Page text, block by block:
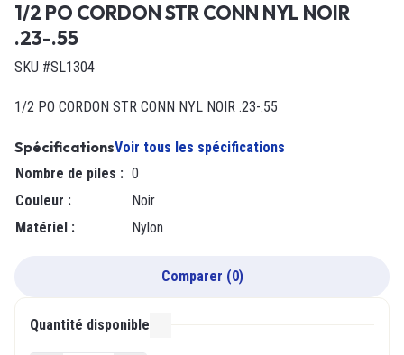
1/2 PO CORDON STR CONN NYL NOIR
.23-.55
SKU #SL1304
1/2 PO CORDON STR CONN NYL NOIR .23-.55
SpécificationsVoir tous les spécifications
Nombre de piles : 0
Couleur :
Noir
Matériel : Nylon
Comparer (0)
Quantité disponible